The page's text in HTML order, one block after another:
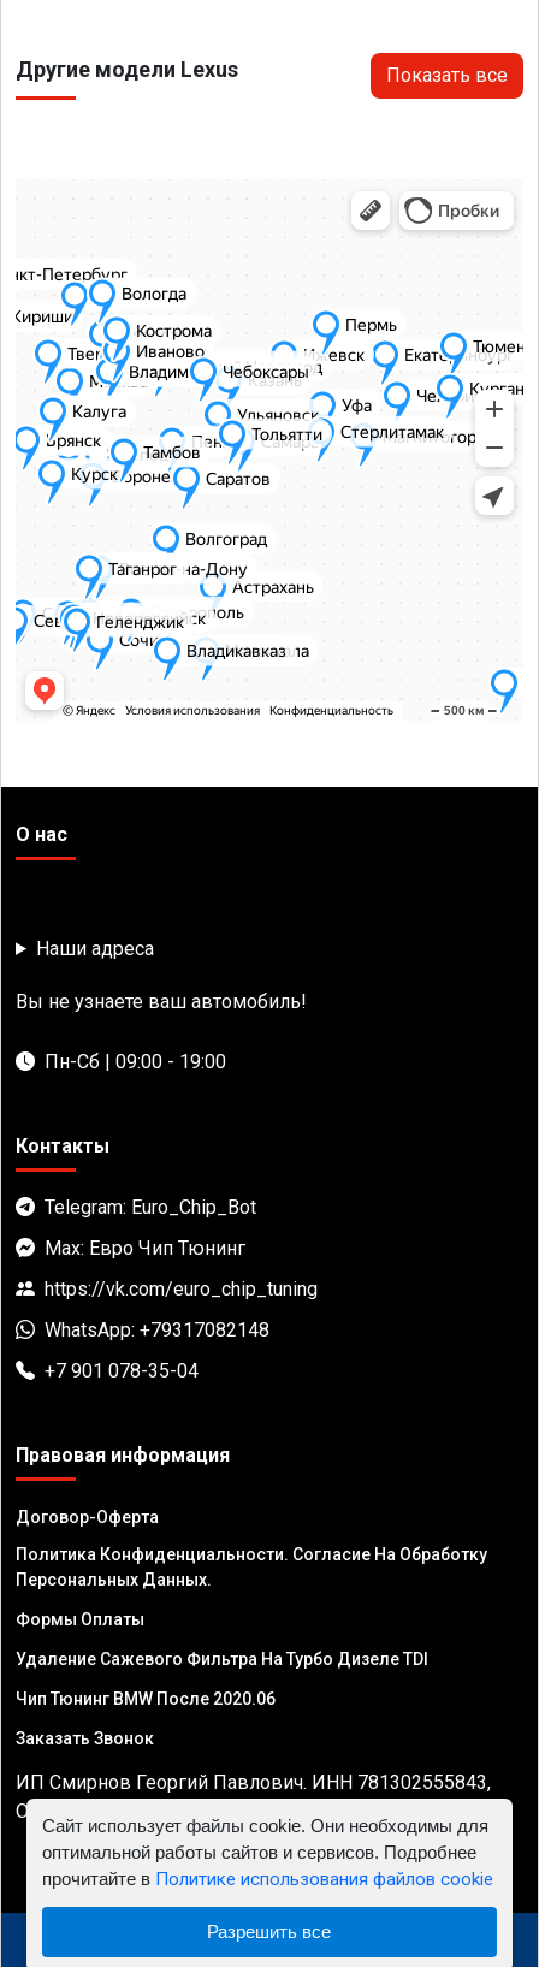
Другие модели Lexus Показать все
О нас
Наши адреса
Вы не узнаете ваш автомобиль!
Пн-Сб | 09:00 - 19:00
Контакты
Telegram: Euro_Chip_Bot
Max: Евро Чип Тюнинг
https://vk.com/euro_chip_tuning
WhatsApp: +79317082148
+7 901 078-35-04
Правовая информация
Договор-Оферта
Политика Конфиденциальности. Согласие На Обработку
Персональных Данных.
Формы Оплаты
Удаление Сажевого Фильтра На Турбо Дизеле TDI
Чип Тюнинг BMW После 2020.06
Заказать Звонок
ИП Смирнов Георгий Павлович. ИНН 781302555843,
ОГРНИП 324470400032610
© 2010 - 2026 Чип тюнинг двигателя автомобиля -
Сайт использует файлы cookie. Они необходимы для
оптимальной работы сайтов и сервисов. Подробнее
прочитайте в Политике использования файлов cookie
Разрешить все